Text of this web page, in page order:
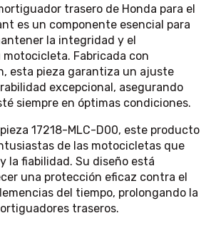
trasero de Honda para el
es un componente esencial para
la integridad y el
Fabricada con
esta pieza garantiza un ajuste
excepcional, asegurando
siempre en óptimas condiciones.
17218-MLC-D00, este producto
de las motocicletas que
la fiabilidad. Su diseño está
una protección eficaz contra el
del tiempo, prolongando la
traseros.